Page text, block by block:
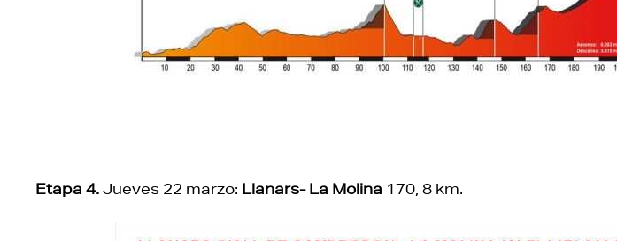
Etapa 4.Jueves 22 marzo: Llanars- La Molina 170, 8 km.